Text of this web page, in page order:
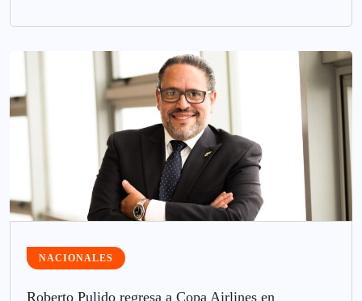
NACIONALES
Roberto Pulido regresa a Copa Airlines en